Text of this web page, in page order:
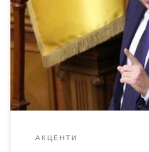
Середньострокового плану
до 2020 року, зізнаємося,
звичайного чергового
планів, розтиражованих у
пояснюваних діаграмами на
АКЦЕНТИ